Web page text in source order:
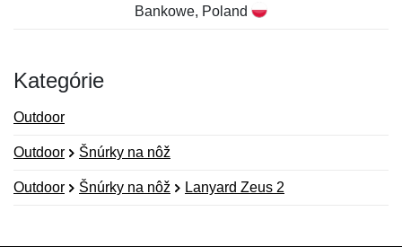
Bankowe, Poland
Kategórie
Outdoor
Outdoor Šnúrky na nôž
Outdoor Šnúrky na nôž Lanyard Zeus 2